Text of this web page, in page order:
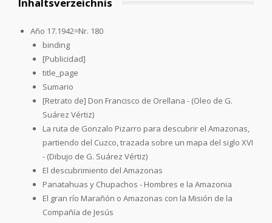
Año 17.1942=Nr. 180
binding
[Publicidad]
title_page
Sumario
[Retrato de] Don Francisco de Orellana - (Oleo de G.
Suárez Vértiz)
La ruta de Gonzalo Pizarro para descubrir el Amazonas,
partiendo del Cuzco, trazada sobre un mapa del siglo XVI
- (Dibujo de G. Suárez Vértiz)
El descubrimiento del Amazonas
Panatahuas y Chupachos - Hombres e la Amazonia
El gran río Marañón o Amazonas con la Misión de la
Compañía de Jesús